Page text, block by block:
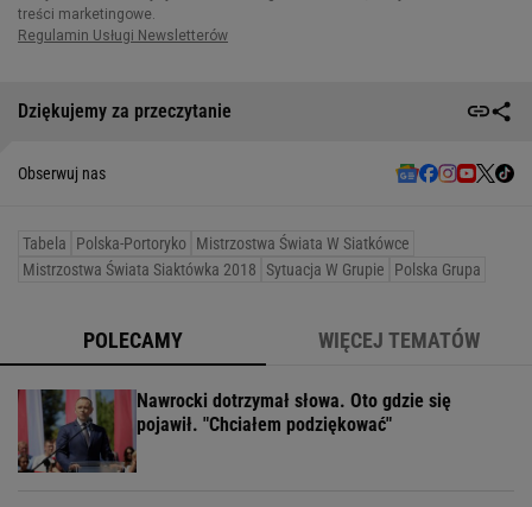
Dziękujemy za przeczytanie
Obserwuj nas
Tabela Polska-Portoryko Mistrzostwa Świata W Siatkówce
Mistrzostwa Świata Siaktówka 2018 Sytuacja W Grupie Polska Grupa
POLECAMY WIĘCEJ TEMATÓW
Nawrocki dotrzymał słowa. Oto gdzie się
pojawił. "Chciałem podziękować"